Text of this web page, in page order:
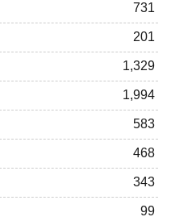
731
201
1,329
1,994
583
468
343
99